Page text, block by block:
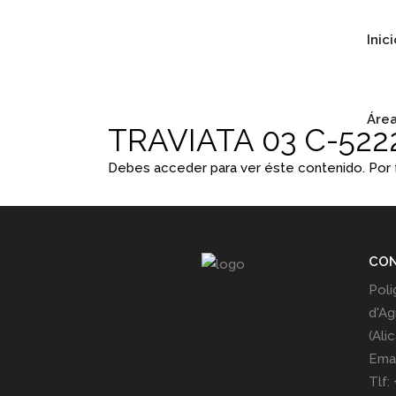
TRAVIATA 03 C-
Debes acceder para ver éste contenido.
Tlf: